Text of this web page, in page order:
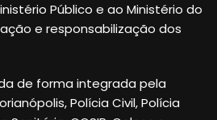
Público e ao Ministério do
e responsabilização dos
de forma integrada pela
Polícia Civil, Polícia